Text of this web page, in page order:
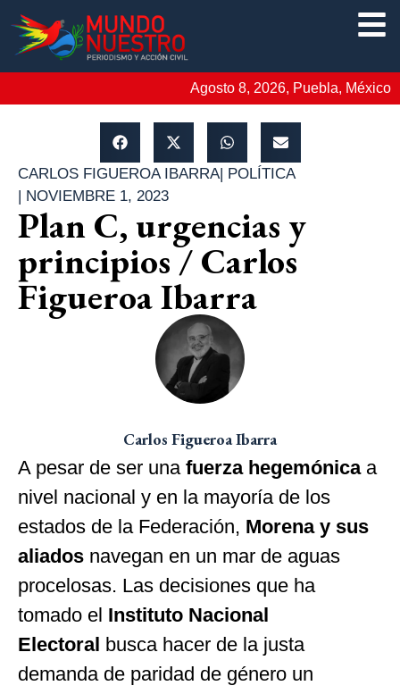
Agosto 8, 2026, Puebla, México
CARLOS FIGUEROA IBARRA| POLÍTICA
| NOVIEMBRE 1, 2023
Plan C, urgencias y
principios / Carlos
Figueroa Ibarra
Carlos Figueroa Ibarra
A pesar de ser una fuerza hegemónicaa
nivel nacional y en la mayoría de los
estados de la Federación, Morena y sus
aliados navegan en un mar de aguas
procelosas. Las decisiones que ha
tomado el Instituto Nacional
Electoral busca hacer de la justa
demanda de paridad de género un